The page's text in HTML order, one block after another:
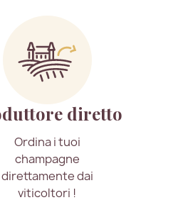
diretto
Ordina i tuoi
champagne
direttamente dai
viticoltori !